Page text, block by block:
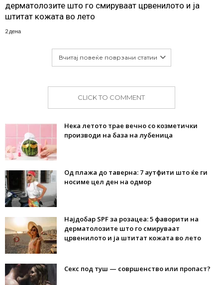
дерматолозите што го смируваат црвенилото и ја
штитат кожата во лето
2 дена
Вчитај повеќе поврзани статии
CLICK TO COMMENT
Нека летото трае вечно со козметички
производи на база на лубеница
Од плажа до таверна: 7 аутфити што ќе ги
носиме цел ден на одмор
Најдобар SPF за розацеа: 5 фаворити на
дерматолозите што го смируваат
црвенилото и ја штитат кожата во лето
Секс под туш — совршенство или пропаст?